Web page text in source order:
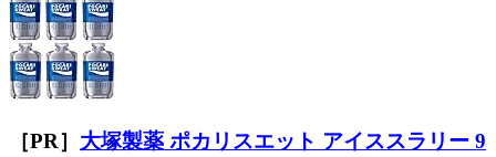
［PR］ 大塚製薬 ポカリスエット アイススラリー 9